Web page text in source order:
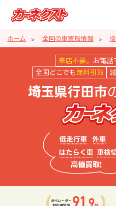
ホーム 全国の車買取情報
埼玉県行田市の
来店不要。 お電話
全国どこでも 無料引取
埼玉県行田市